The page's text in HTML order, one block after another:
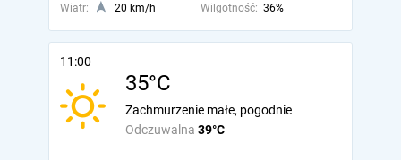
Wiatr:
20 km/h Wilgotność: 36%
11:00
35°C
Odczuwalna 39°C
Zachmurzenie małe, pogodnie